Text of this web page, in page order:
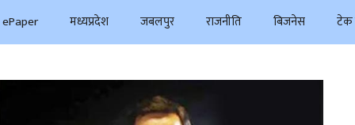
ePaper मध्यप्रदेश जबलपुर राजनीति बिजनेस टेक